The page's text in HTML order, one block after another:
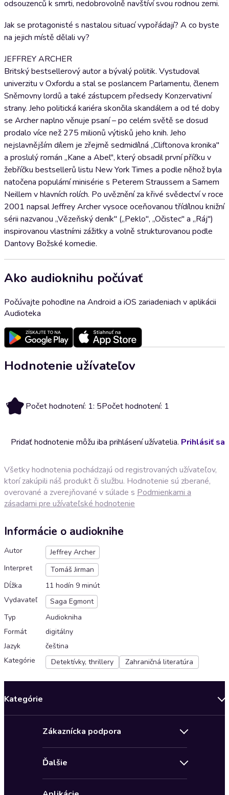
odsouzenců k smrti, nedobrovolně navštíví svou rodnou zemi.
Jak se protagonisté s nastalou situací vypořádají? A co byste
na jejich místě dělali vy?
JEFFREY ARCHER
Britský bestsellerový autor a bývalý politik. Vystudoval
univerzitu v Oxfordu a stal se poslancem Parlamentu, členem
Sněmovny lordů a také zástupcem předsedy Konzervativní
strany. Jeho politická kariéra skončila skandálem a od té doby
se Archer naplno věnuje psaní – po celém světě se dosud
prodalo více než 275 milionů výtisků jeho knih. Jeho
nejslavnějším dílem je zřejmě sedmidílná „Cliftonova kronika"
a proslulý román „Kane a Abel", který obsadil první příčku v
žebříčku bestsellerů listu New York Times a podle něhož byla
natočena populární minisérie s Peterem Straussem a Samem
Neillem v hlavních rolích. Po uvěznění za křivé svědectví v roce
2001 napsal Jeffrey Archer vysoce oceňovanou třídílnou knižní
sérii nazvanou „Vězeňský deník" („Peklo", „Očistec" a „Ráj")
inspirovanou vlastními zážitky a volně strukturovanou podle
Dantovy Božské komedie.
Ako audioknihu počúvať
Počúvajte pohodlne na Android a iOS zariadeniach v aplikácii
Audioteka
Hodnotenie užívateľov
5 Počet hodnotení: 1: 5Počet hodnotení: 1
Pridať hodnotenie môžu iba prihlásení užívatelia. Prihlásiť sa
Všetky hodnotenia pochádzajú od registrovaných užívateľov,
ktorí zakúpili náš produkt či službu. Hodnotenie sú zberané,
overované a zverejňované v súlade s Podmienkami a
zásadami pre užívateľské hodnotenie
Informácie o audioknihe
Autor
Jeffrey Archer
Interpret
Tomáš Jirman
Dĺžka
11 hodín 9 minút
Vydavateľ
Saga Egmont
Typ
Audiokniha
Formát
digitálny
Jazyk
čeština
Kategórie
Detektívky, thrillery Zahraničná literatúra
Kategórie
Fantasy a sci-fi
Zákaznícka podpora
Kontakt a pomocník
Ďalšie